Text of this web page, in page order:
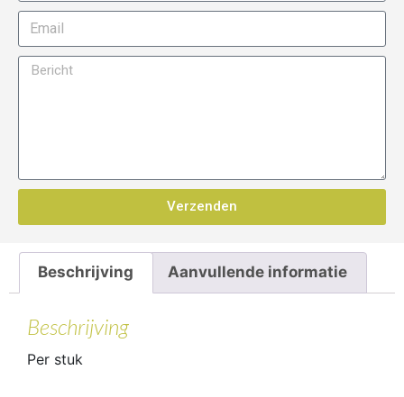
Verzenden
Beschrijving Aanvullende informatie
Beschrijving
Per stuk